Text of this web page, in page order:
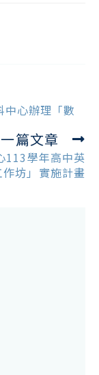
心辦理「數
篇文章
113學年高中英
坊」實施計畫